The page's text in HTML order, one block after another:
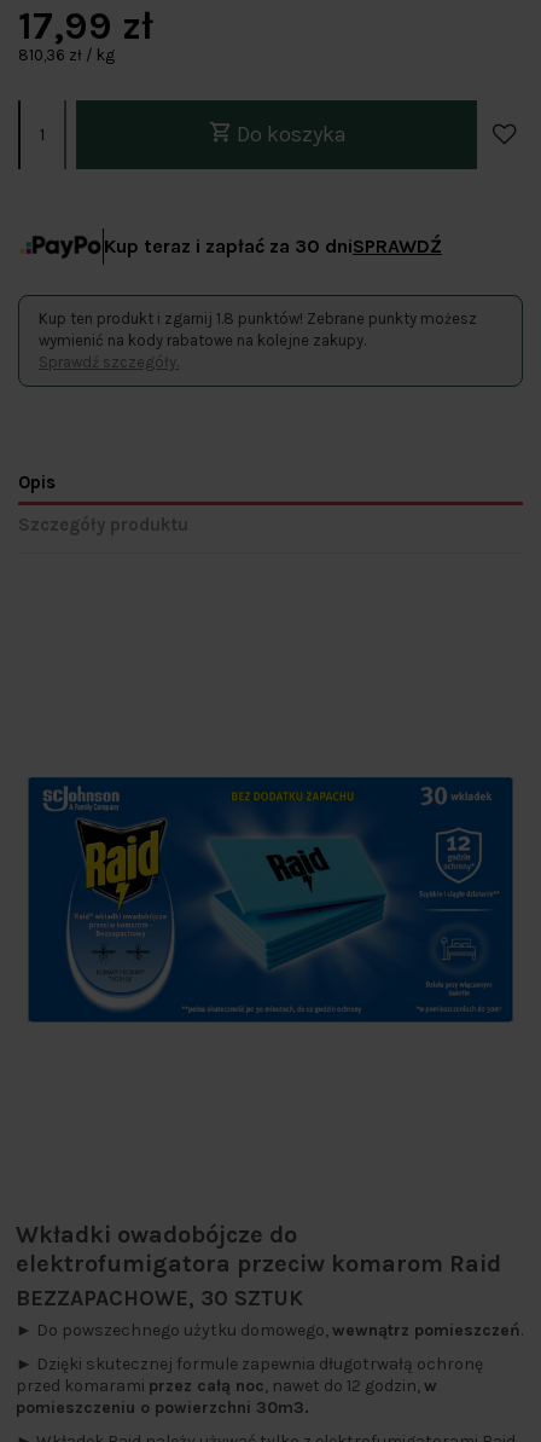
17,99 zł
810,36 zł / kg
Do koszyka
Kup teraz i zapłać za 30 dniSPRAWDŹ
Kup ten produkt i zgarnij 1.8 punktów! Zebrane punkty możesz
wymienić na kody rabatowe na kolejne zakupy.
Sprawdź szczegóły.
Opis
Szczegóły produktu
Wkładki owadobójcze do
elektrofumigatora przeciw komarom Raid
BEZZAPACHOWE, 30 SZTUK
► Do powszechnego użytku domowego,wewnątrz pomieszczeń.
► Dzięki skutecznej formule zapewnia długotrwałą ochronę
przed komarami przez całą noc, nawet do 12 godzin,w
pomieszczeniu o powierzchni 30m3.